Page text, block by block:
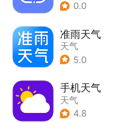
0.0
准雨天气
天气
5.0
手机天气
天气
4.8